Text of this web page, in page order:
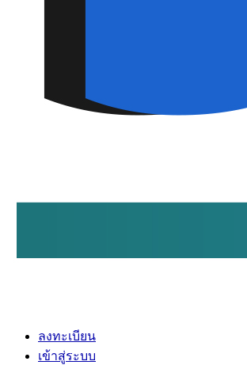
ลงทะเบียน
เข้าสู่ระบบ